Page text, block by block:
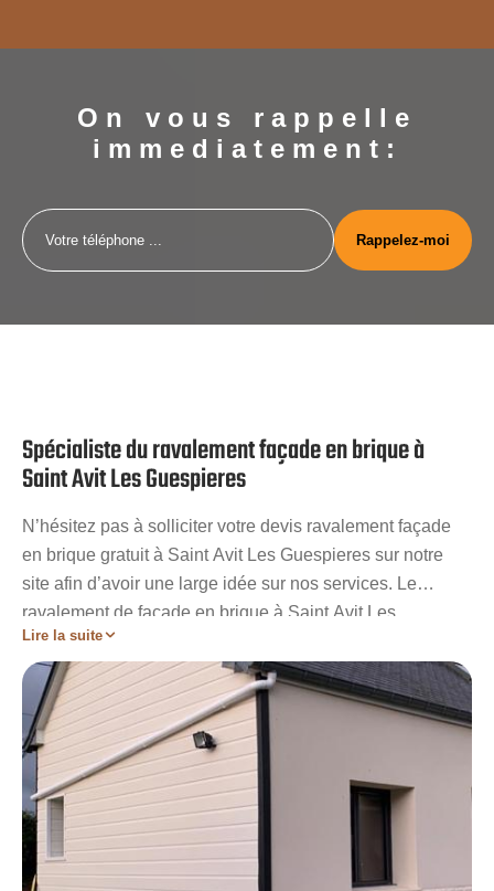
On vous rappelle
immediatement:
Spécialiste du ravalement façade en brique à
Saint Avit Les Guespieres
N’hésitez pas à solliciter votre devis ravalement façade
en brique gratuit à Saint Avit Les Guespieres sur notre
site afin d’avoir une large idée sur nos services. Le
ravalement de façade en brique à Saint Avit Les
Guespieres est parmi les spécialités de notre
établissement Artisan Stadelmann. Nous saurons
comment procéder pour rajeunir son cachet et augmenter
ses performances. Nos services sont adressés à tous les
particuliers et professionnels à Saint Avit Les Guespieres
qui ont besoin d’être accompagnés et aiguillés. Travaux
rapides opérés par des ravaleurs aguerris, prix défiant
toute concurrence, devis totalement gratuit, service client
adapté, conseils pertinents.
Lire la suite